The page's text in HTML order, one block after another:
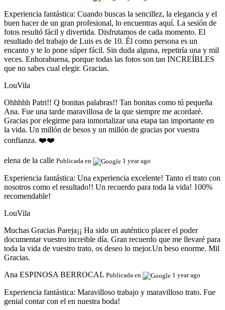
Experiencia fantástica: Cuando buscas la sencillez, la elegancia y el
buen hacer de un gran profesional, lo encuentras aquí. La sesión de
fotos resultó fácil y divertida. Disfrutamos de cada momento. El
resultado del trabajo de Luis es de 10. Él como persona es un
encanto y te lo pone súper fácil. Sin duda alguna, repetiría una y mil
veces. Enhorabuena, porque todas las fotos son tan INCREÍBLES
que no sabes cual elegir. Gracias.
LouVila
Ohhhhh Patri!! Q bonitas palabras!! Tan bonitas como tú pequeña
Ana. Fue una tarde maravillosa de la que siempre me acordaré.
Gracias por elegirme para inmortalizar una etapa tan importante en
la vida. Un millón de besos y un millón de gracias por vuestra
confianza. ❤️❤️
elena de la calle Publicada en 1 year ago
Experiencia fantástica: Una experiencia excelente! Tanto el trato con
nosotros como el resultado!! Un recuerdo para toda la vida! 100%
recomendable!
LouVila
Muchas Gracias Pareja¡¡ Ha sido un auténtico placer el poder
documentar vuestro increible día. Gran recuerdo que me llevaré para
toda la vida de vuestro trato, os deseo lo mejor.Un beso enorme. Mil
Gracias.
Ana ESPINOSA BERROCAL Publicada en 1 year ago
Experiencia fantástica: Maravilloso trabajo y maravilloso trato. Fue
genial contar con el en nuestra boda!